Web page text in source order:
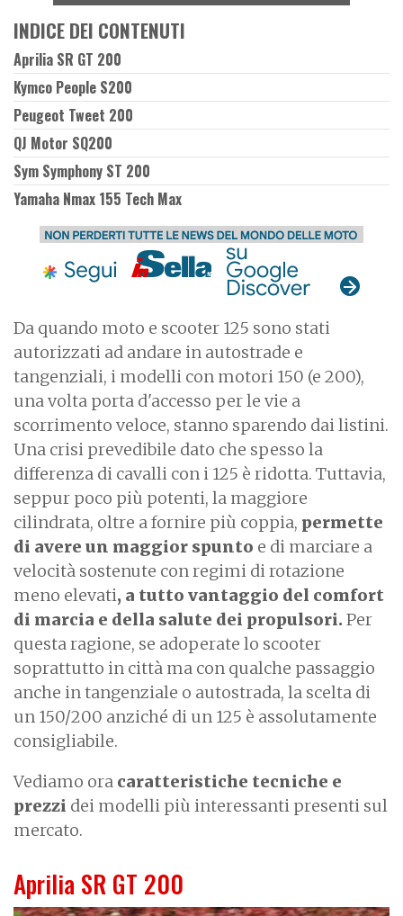
Da quando moto e scooter 125 sono stati
autorizzati ad andare in autostrade e
tangenziali, i modelli con motori 150 (e 200),
una volta porta d'accesso per le vie a
scorrimento veloce, stanno sparendo dai listini.
Una crisi prevedibile dato che spesso la
differenza di cavalli con i 125 è ridotta. Tuttavia,
seppur poco più potenti, la maggiore
cilindrata, oltre a fornire più coppia, permette
di avere un maggior spunto e di marciare a
velocità sostenute con regimi di rotazione
meno elevati, a tutto vantaggio del comfort
di marcia e della salute dei propulsori. Per
questa ragione, se adoperate lo scooter
soprattutto in città ma con qualche passaggio
anche in tangenziale o autostrada, la scelta di
un 150/200 anziché di un 125 è assolutamente
consigliabile.
Vediamo ora caratteristiche tecniche e
prezzi dei modelli più interessanti presenti sul
mercato.
Aprilia SR GT 200
INDICE DEI CONTENUTI
Aprilia SR GT 200
Kymco People S200
Peugeot Tweet 200
QJ Motor SQ200
Sym Symphony ST 200
Yamaha Nmax 155 Tech Max